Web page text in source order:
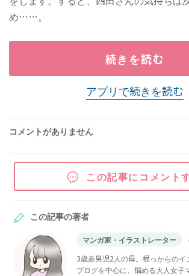
め……。
続きを読む
アプリで続きを読む
コメントがありません
この記事にコメント
この記事の著者
マンガ家・イラストレーター
3歳差男児2人の母。根っからのイ
ブログを中心に、悩める大人女子